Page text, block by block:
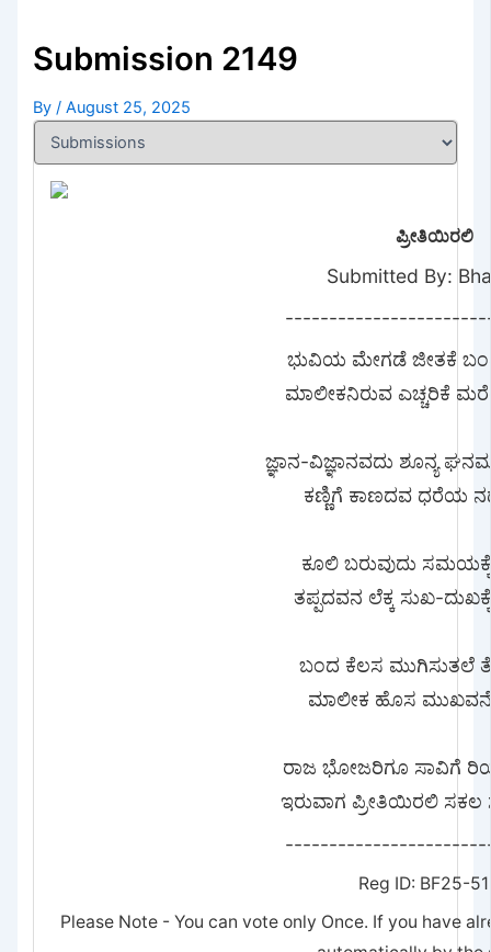
Submission 2149
By/August 25, 2025
ಪ್ರೀತಿಯಿರಲಿ
Submitted By:
ಭುವಿಯ ಮೇಗಡೆ ಜೀತಕೆ
ಮಾಲೀಕನಿರುವ ಎಚ್ಚರಿಕೆ
ಜ್ಞಾನ-ವಿಜ್ಞಾನವದು ಶೂನ್ಯ
ಕಣ್ಣಿಗೆ ಕಾಣದವ ಧರೆಯ
ಕೂಲಿ ಬರುವುದು
ತಪ್ಪದವನ ಲೆಕ್ಕ ಸುಖ-
ಬಂದ ಕೆಲಸ ಮುಗಿಸುತಲೆ
ಮಾಲೀಕ ಹೊಸ ಮುಖವನೆ
ರಾಜ ಭೋಜರಿಗೂ ಸಾವಿಗೆ
ಇರುವಾಗ ಪ್ರೀತಿಯಿರಲಿ ಸಕಲ
Reg ID: BF25-
Please Note - You can vote only Once. If you have